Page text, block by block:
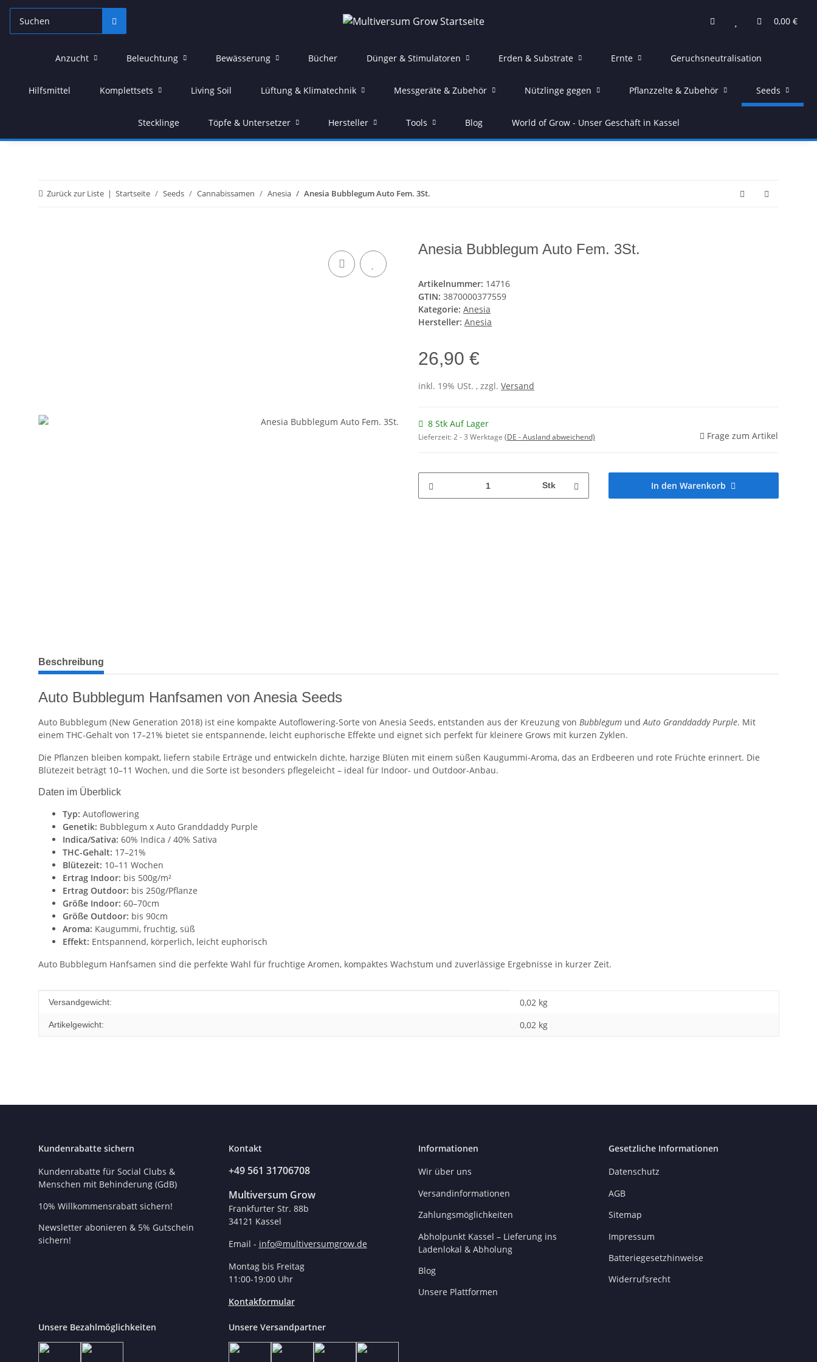
0,00 €
Anzucht Beleuchtung Bewässerung Bücher Dünger & Stimulatoren Erden & Substrate Ernte Geruchsneutralisation
Hilfsmittel Komplettsets Living Soil Lüftung & Klimatechnik Messgeräte & Zubehör Nützlinge gegen Pflanzzelte & Zubehör Seeds
Stecklinge Töpfe & Untersetzer Hersteller Tools Blog World of Grow - Unser Geschäft in Kassel
Zurück zur Liste Startseite Seeds Cannabissamen Anesia Anesia Bubblegum Auto Fem. 3St.
Anesia Bubblegum Auto Fem. 3St.
Artikelnummer: 14716
GTIN: 3870000377559
Kategorie: Anesia
Hersteller: Anesia
26,90 €
inkl. 19% USt. , zzgl. Versand
8 Stk Auf Lager
Lieferzeit:2 - 3 Werktage (DE - Ausland abweichend) Frage zum Artikel
Stk In den Warenkorb
weitere Registerkarten anzeigen
Beschreibung
Auto Bubblegum Hanfsamen von Anesia Seeds
Auto Bubblegum (New Generation 2018) ist eine kompakte Autoflowering-Sorte von Anesia Seeds, entstanden aus der Kreuzung von Bubblegum undAuto Granddaddy Purple. Mit
einem THC-Gehalt von 17–21% bietet sie entspannende, leicht euphorische Effekte und eignet sich perfekt für kleinere Grows mit kurzen Zyklen.
Die Pflanzen bleiben kompakt, liefern stabile Erträge und entwickeln dichte, harzige Blüten mit einem süßen Kaugummi-Aroma, das an Erdbeeren und rote Früchte erinnert. Die
Blütezeit beträgt 10–11 Wochen, und die Sorte ist besonders pflegeleicht – ideal für Indoor- und Outdoor-Anbau.
Daten im Überblick
Typ: Autoflowering
Genetik: Bubblegum x Auto Granddaddy Purple
Indica/Sativa: 60% Indica / 40% Sativa
THC-Gehalt: 17–21%
Blütezeit: 10–11 Wochen
Ertrag Indoor: bis 500g/m²
Ertrag Outdoor: bis 250g/Pflanze
Größe Indoor: 60–70cm
Größe Outdoor: bis 90cm
Aroma: Kaugummi, fruchtig, süß
Effekt: Entspannend, körperlich, leicht euphorisch
Auto Bubblegum Hanfsamen sind die perfekte Wahl für fruchtige Aromen, kompaktes Wachstum und zuverlässige Ergebnisse in kurzer Zeit.
Produkteigenschaft
Wert
Versandgewicht: 0,02 kg
Artikelgewicht: 0,02 kg
Kundenrabatte sichern
Kundenrabatte für Social Clubs &
Menschen mit Behinderung (GdB)
10% Willkommensrabatt sichern!
Newsletter abonieren & 5% Gutschein
sichern!
Kontakt
+49 561 31706708
Multiversum Grow
Frankfurter Str. 88b
34121 Kassel
Email - info@multiversumgrow.de
Montag bis Freitag
11:00-19:00 Uhr
Kontakformular
Informationen
Wir über uns
Versandinformationen
Zahlungsmöglichkeiten
Abholpunkt Kassel – Lieferung ins
Ladenlokal & Abholung
Blog
Unsere Plattformen
Gesetzliche Informationen
Datenschutz
AGB
Sitemap
Impressum
Batteriegesetzhinweise
Widerrufsrecht
Unsere Bezahlmöglichkeiten Unsere Versandpartner